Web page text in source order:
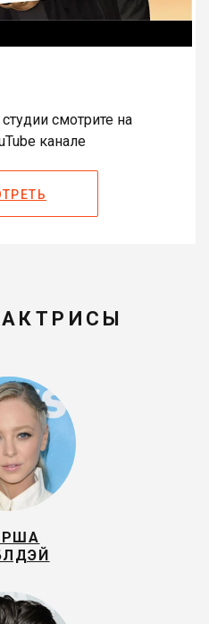
смотрите на
канале